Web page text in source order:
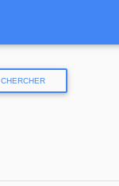
CHERCHER